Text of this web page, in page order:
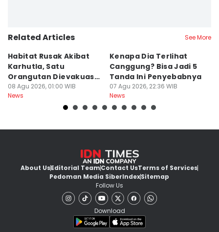
Related Articles See More
Habitat Rusak Akibat
Karhutla, Satu
Orangutan Dievakuasi
di Ketapang
08 Agu 2026, 01:00 WIB
News
Kenapa Dia Terlihat
Canggung? Bisa Jadi 5
Tanda Ini Penyebabnya
07 Agu 2026, 22:36 WIB
News
About UsEditorial TeamContact UsTerms of Services
Pedoman Media SiberIndexSitemap
Follow Us
Download